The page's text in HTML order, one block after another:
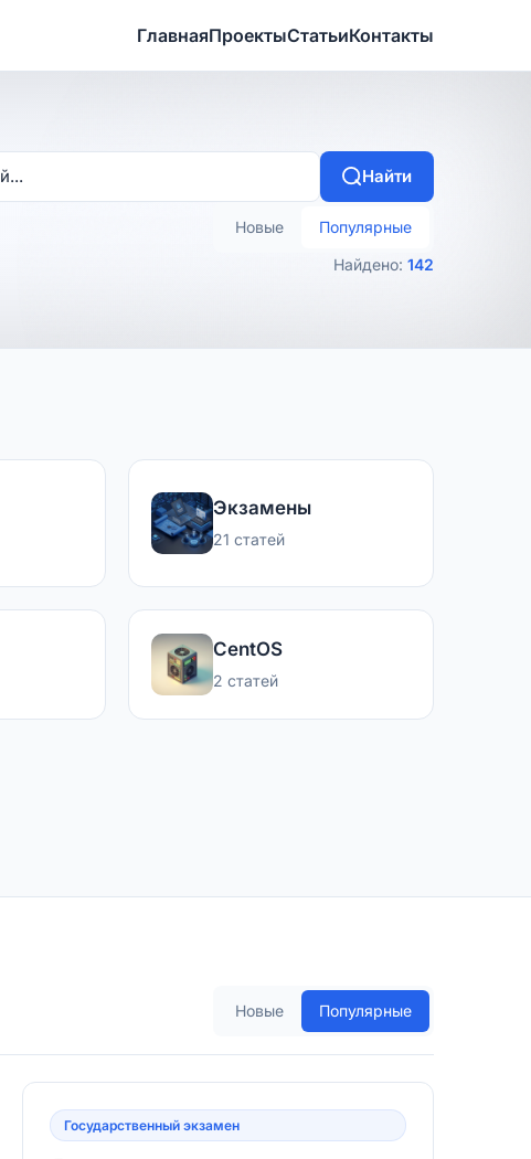
ГлавнаяПроектыСтатьиКонтакты
Найти
Новые
Популярные
Найдено: 142
Экзамены
21 статей
CentOS
2 статей
Новые Популярные
Государственный экзамен